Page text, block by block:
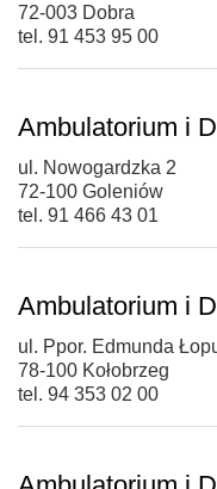
72-003 Dobra
tel. 91 453 95 00
Ambulatorium i
ul. Nowogardzka 2
72-100 Goleniów
tel. 91 466 43 01
Ambulatorium i
ul. Ppor. Edmunda
78-100 Kołobrzeg
tel. 94 353 02 00